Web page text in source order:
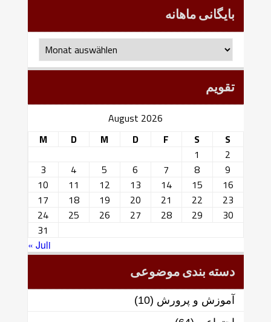
بایگانی ماهانه
بایگانی
ماهانه
تقویم
August 2026
M
D M D F S
S
1
2
3
4 5 6 7 8
9
10
11 12 13 14 15
16
17
18 19 20 21 22
23
24
25 26 27 28 29
30
31
« Juli
دسته بندی موضوعی
آموزش و پرورش (10)